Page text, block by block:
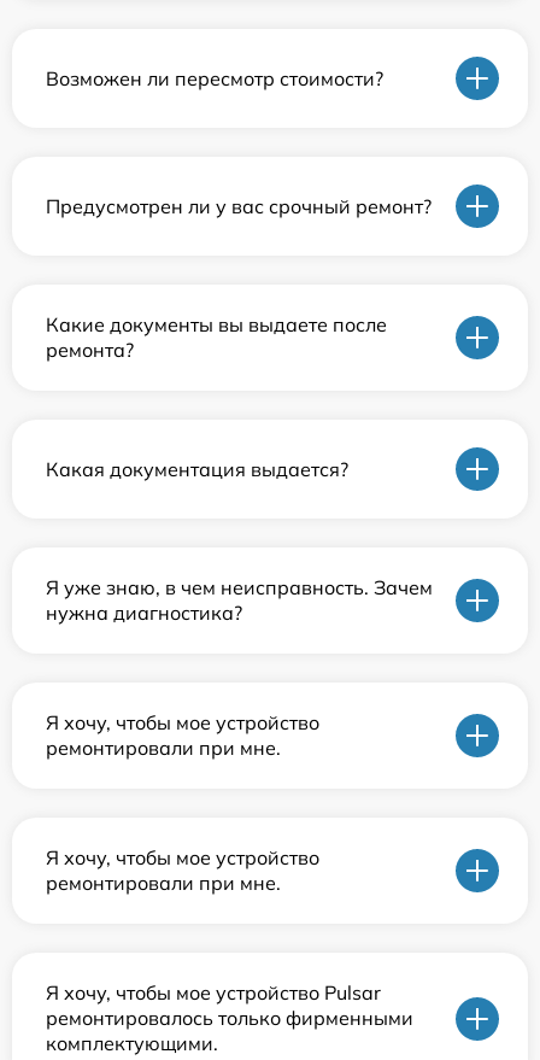
Возможен ли пересмотр стоимости?
Предусмотрен ли у вас срочный ремонт?
Какие документы вы выдаете после
ремонта?
Какая документация выдается?
Я уже знаю, в чем неисправность. Зачем
нужна диагностика?
Я хочу, чтобы мое устройство
ремонтировали при мне.
Я хочу, чтобы мое устройство
ремонтировали при мне.
Я хочу, чтобы мое устройство Pulsar
ремонтировалось только фирменными
комплектующими.